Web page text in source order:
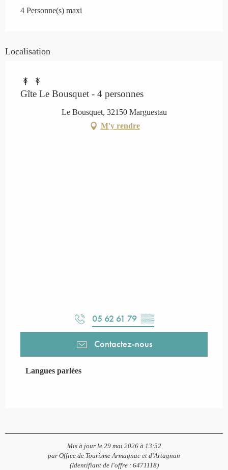
4 Personne(s) maxi
Localisation
Gîte Le Bousquet - 4 personnes
Le Bousquet, 32150 Marguestau
M'y rendre
05 62 61 79 ▒▒
Contactez-nous
Langues parlées
Langues parlées
Mis à jour le 29 mai 2026 à 13:52
par Office de Tourisme Armagnac et d'Artagnan
(Identifiant de l'offre : 6471118)